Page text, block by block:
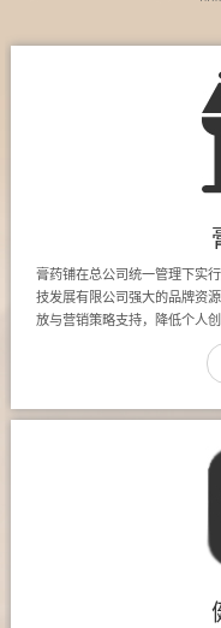
膏药铺在总公司统一管理下实
技发展有限公司强大的品牌资
放与营销策略支持，降低个人